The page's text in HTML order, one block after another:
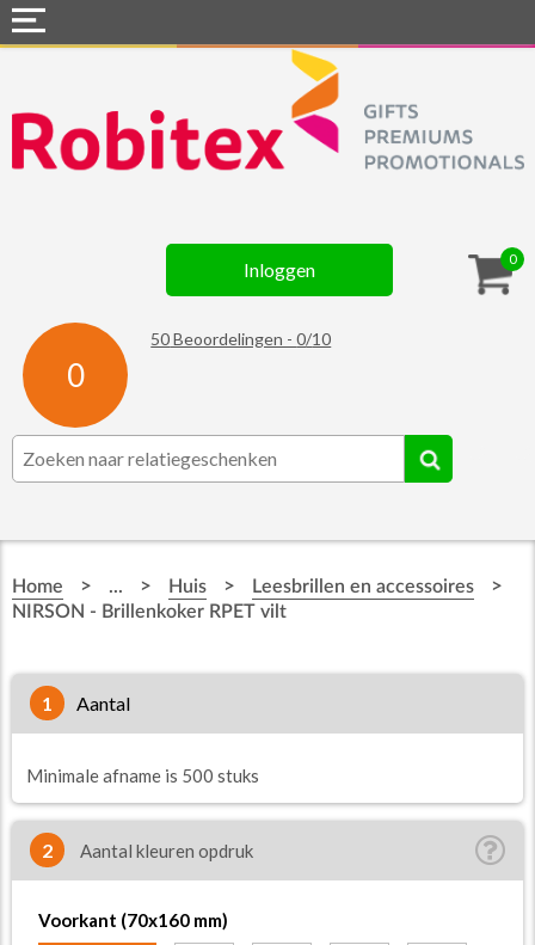
0
Inloggen
0
50Beoordelingen -0/10
Webshops
Snel naar »
Assortiment
Contact
☆ Prijsknallers ☆
Home > ... > Huis > Leesbrillen en accessoires >
NIRSON - Brillenkoker RPET vilt
1 aantal
Minimale afname is 500 stuks
2 Aantal kleuren opdruk
Voorkant (70x160 mm)